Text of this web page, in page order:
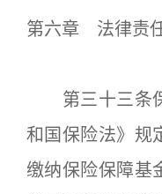
第六章 法律责
第三十三条保
和国保险法》规
缴纳保险保障基